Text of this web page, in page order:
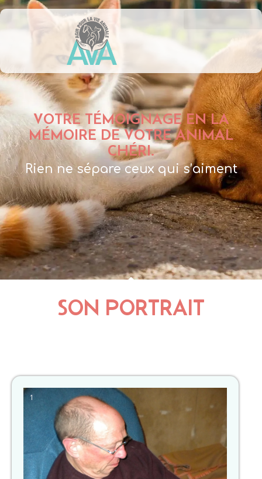
VOTRE TÉMOIGNAGE EN LA
MÉMOIRE DE VOTRE ANIMAL
CHÉRI.
Rien ne sépare ceux qui s’aiment
SON PORTRAIT
1